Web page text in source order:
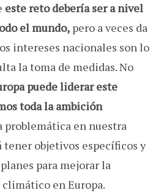
este reto debería ser a nivel
el mundo, pero a veces da
intereses nacionales son lo
la toma de medidas. No
puede liderar este
toda la ambición
problemática en nuestra
objetivos específicos y
para mejorar la
en Europa.